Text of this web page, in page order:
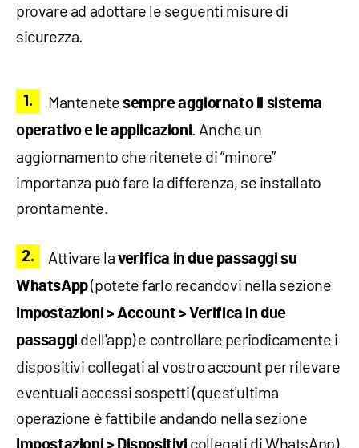
provare ad adottare le seguenti misure di
sicurezza.
Mantenete sempre aggiornato il sistema
operativo e le applicazioni. Anche un
aggiornamento che ritenete di “minore”
importanza può fare la differenza, se installato
prontamente.
Attivare laverifica in due passaggi su
WhatsApp(potete farlo recandovi nella sezione
Impostazioni > Account > Verifica in due
passaggi dell'app) e controllare periodicamente i
dispositivi collegati al vostro account per rilevare
eventuali accessi sospetti (quest'ultima
operazione è fattibile andando nella sezione
collegati di WhatsApp).